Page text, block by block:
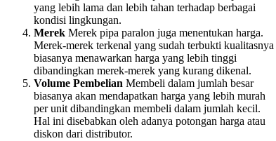
yang lebih lama dan lebih tahan terhadap berbagai
kondisi lingkungan.
Merek Merek pipa paralon juga menentukan harga.
Merek-merek terkenal yang sudah terbukti kualitasnya
biasanya menawarkan harga yang lebih tinggi
dibandingkan merek-merek yang kurang dikenal.
Volume Pembelian Membeli dalam jumlah besar
biasanya akan mendapatkan harga yang lebih murah
per unit dibandingkan membeli dalam jumlah kecil.
Hal ini disebabkan oleh adanya potongan harga atau
diskon dari distributor.